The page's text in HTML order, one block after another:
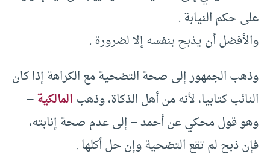
على حكم النيابة .
والأفضل أن يذبح بنفسه إلا لضرورة .
وذهب الجمهور إلى صحة التضحية مع الكراهة إذا كان
النائب كتابيا، لأنه من أهل الذكاة، وذهبالمالكية–
وهو قول محكي عن أحمد – إلى عدم صحة إنابته،
فإن ذبح لم تقع التضحية وإن حل أكلها .